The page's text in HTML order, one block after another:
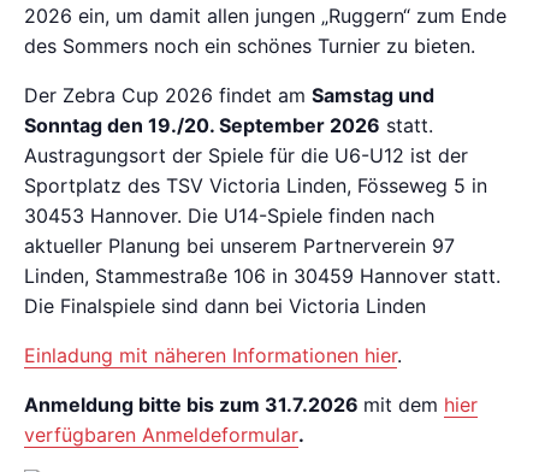
2026 ein, um damit allen jungen „Ruggern“ zum Ende
des Sommers noch ein schönes Turnier zu bieten.
Der Zebra Cup 2026 findet am Samstag und
Sonntag den 19./20. September 2026 statt.
Austragungsort der Spiele für die U6-U12 ist der
Sportplatz des TSV Victoria Linden, Fösseweg 5 in
30453 Hannover. Die U14-Spiele finden nach
aktueller Planung bei unserem Partnerverein 97
Linden, Stammestraße 106 in 30459 Hannover statt.
Die Finalspiele sind dann bei Victoria Linden
Einladung mit näheren Informationen hier.
Anmeldung bitte bis zum 31.7.2026 mit dem hier
verfügbaren Anmeldeformular.